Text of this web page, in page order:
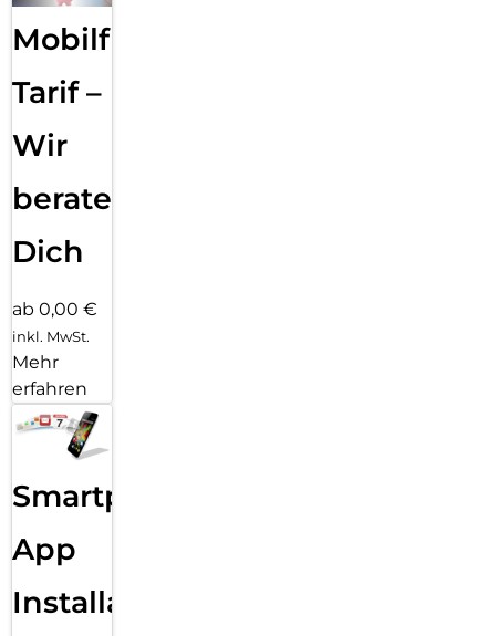
Mobilfunk
Tarif –
Wir
beraten
Dich
ab 0,00 €
inkl. MwSt.
Mehr
erfahren
Smartphone
App
Installation